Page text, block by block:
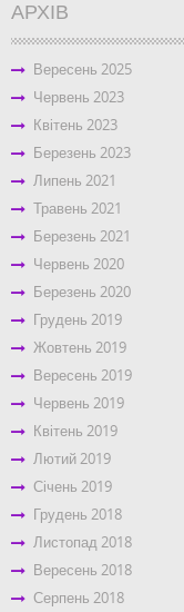
АРХІВ
Вересень 2025
Червень 2023
Квітень 2023
Березень 2023
Липень 2021
Травень 2021
Березень 2021
Червень 2020
Березень 2020
Грудень 2019
Жовтень 2019
Вересень 2019
Червень 2019
Квітень 2019
Лютий 2019
Січень 2019
Грудень 2018
Листопад 2018
Вересень 2018
Серпень 2018